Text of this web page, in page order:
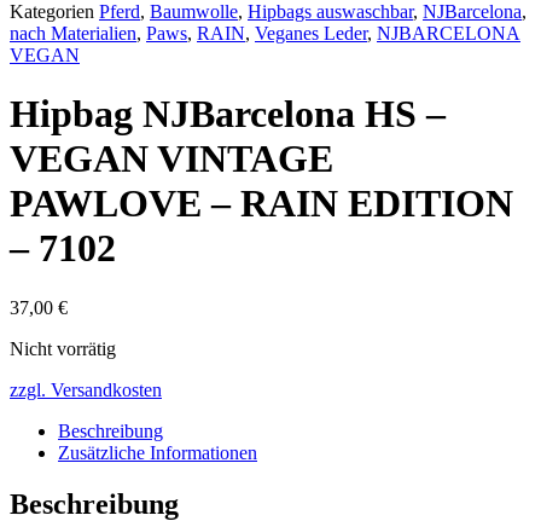
Kategorien Pferd, Baumwolle, Hipbags auswaschbar, NJBarcelona,
nach Materialien, Paws, RAIN, Veganes Leder, NJBARCELONA
VEGAN
Hipbag NJBarcelona HS –
VEGAN VINTAGE
PAWLOVE – RAIN EDITION
– 7102
37,00 €
Nicht vorrätig
zzgl. Versandkosten
Beschreibung
Zusätzliche Informationen
Beschreibung